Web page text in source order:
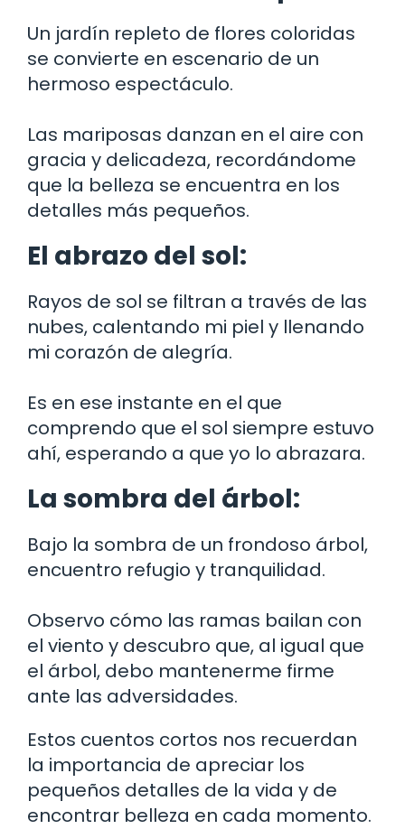
Un jardín repleto de flores coloridas
se convierte en escenario de un
hermoso espectáculo.
Las mariposas danzan en el aire con
gracia y delicadeza, recordándome
que la belleza se encuentra en los
detalles más pequeños.
El abrazo del sol:
Rayos de sol se filtran a través de las
nubes, calentando mi piel y llenando
mi corazón de alegría.
Es en ese instante en el que
comprendo que el sol siempre estuvo
ahí, esperando a que yo lo abrazara.
La sombra del árbol:
Bajo la sombra de un frondoso árbol,
encuentro refugio y tranquilidad.
Observo cómo las ramas bailan con
el viento y descubro que, al igual que
el árbol, debo mantenerme firme
ante las adversidades.
Estos cuentos cortos nos recuerdan
la importancia de apreciar los
pequeños detalles de la vida y de
encontrar belleza en cada momento.